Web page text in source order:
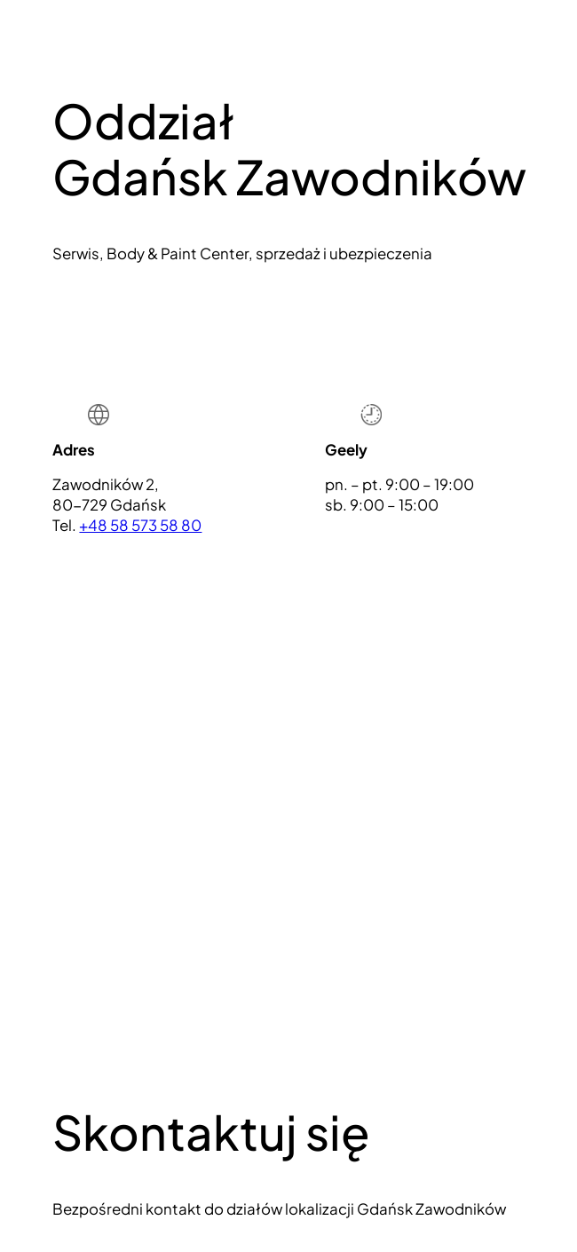
Oddział
Gdańsk Zawodników
Serwis, Body & Paint Center, sprzedaż i ubezpieczenia
Adres
Zawodników 2,
80-729 Gdańsk
Tel. +48 58 573 58 80
Geely
pn. – pt. 9:00 – 19:00
sb. 9:00 – 15:00
Skontaktuj się
Bezpośredni kontakt do działów lokalizacji Gdańsk Zawodników